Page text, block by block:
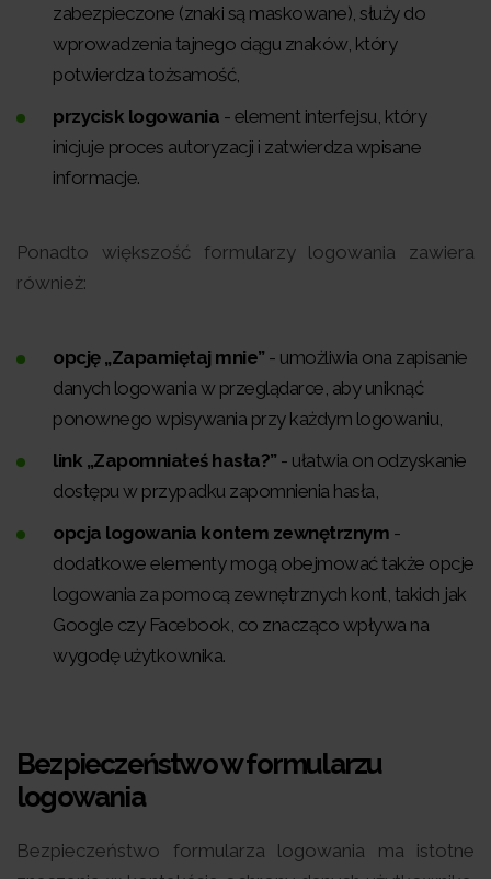
zabezpieczone (znaki są maskowane), służy do
wprowadzenia tajnego ciągu znaków, który
potwierdza tożsamość,
przycisk logowania - element interfejsu, który
inicjuje proces autoryzacji i zatwierdza wpisane
informacje.
Ponadto większość formularzy logowania zawiera
również:
opcję „Zapamiętaj mnie” - umożliwia ona zapisanie
danych logowania w przeglądarce, aby uniknąć
ponownego wpisywania przy każdym logowaniu,
link „Zapomniałeś hasła?” - ułatwia on odzyskanie
dostępu w przypadku zapomnienia hasła,
opcja logowania kontem zewnętrznym -
dodatkowe elementy mogą obejmować także opcje
logowania za pomocą zewnętrznych kont, takich jak
Google czy Facebook, co znacząco wpływa na
wygodę użytkownika.
Bezpieczeństwo w formularzu
logowania
Bezpieczeństwo formularza logowania ma istotne